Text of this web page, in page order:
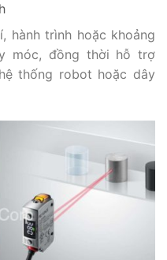
hành trình hoặc khoảng
móc, đồng thời hỗ trợ
thống robot hoặc dây